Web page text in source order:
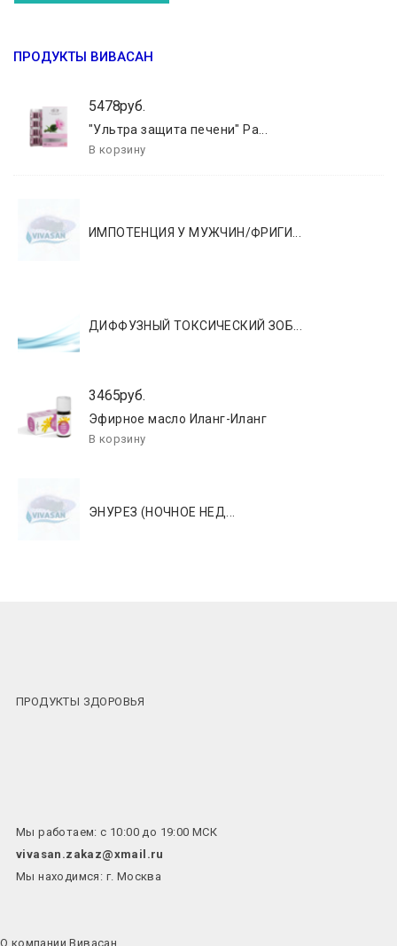
ПРОДУКТЫ ВИВАСАН
5478руб.
"Ультра защита печени" Ра...
ИМПОТЕНЦИЯ У МУЖЧИН/ФРИГИ...
ДИФФУЗНЫЙ ТОКСИЧЕСКИЙ ЗОБ...
3465руб.
Эфирное масло Иланг-Иланг
ЭНУРЕЗ (​​​​​​​НОЧНОЕ НЕД...
ПРОДУКТЫ ЗДОРОВЬЯ
Мы работаем: с 10:00 до 19:00 МСК
vivasan.zakaz@xmail.ru
Мы находимся: г. Москва
О компании Вивасан